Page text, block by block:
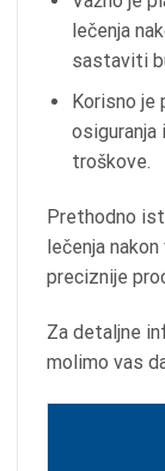
lečenja
sastaviti
Korisno
osiguranja
troškove.
Prethodno
lečenja
preciznije
Za detaljne
molimo vas